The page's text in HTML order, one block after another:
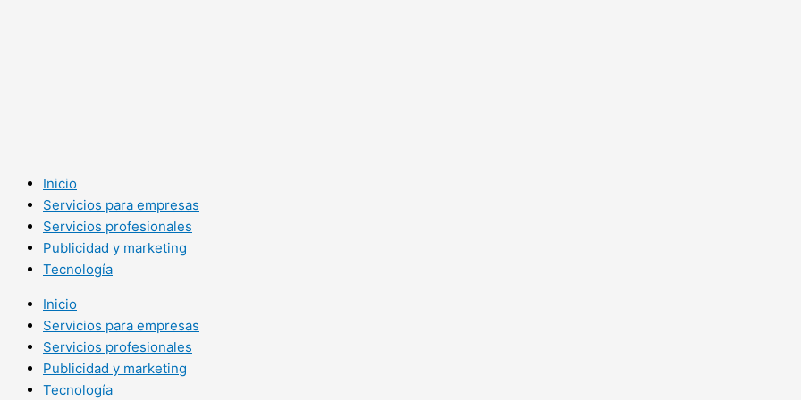
Inicio
Servicios para empresas
Servicios profesionales
Publicidad y marketing
Tecnología
Inicio
Servicios para empresas
Servicios profesionales
Publicidad y marketing
Tecnología